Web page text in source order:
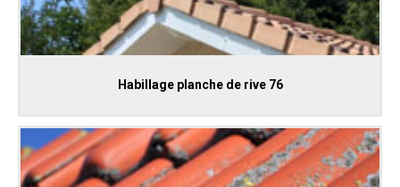
Habillage planche de rive 76